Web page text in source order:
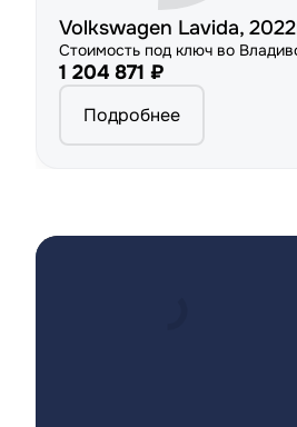
Volkswagen Lavida,
Стоимость под ключ во
1 204 871 ₽
Подробнее